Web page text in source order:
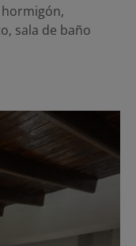
hormigón,
, sala de baño